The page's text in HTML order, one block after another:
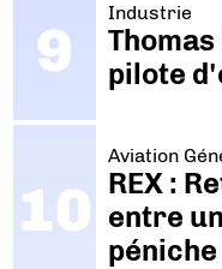
Industrie
pilote
Aviation
REX :
entre
péniche